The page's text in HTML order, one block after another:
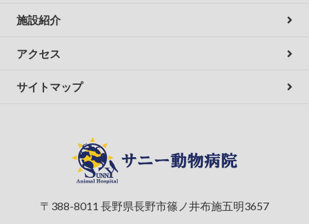
施設紹介
アクセス
サイトマップ
〒388-8011 長野県長野市篠ノ井布施五明3657